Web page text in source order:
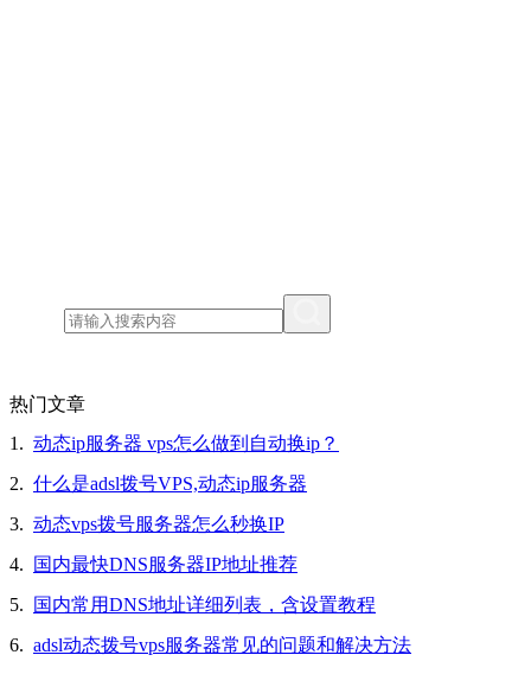
热门文章
1. 动态ip服务器 vps怎么做到自动换ip？
2. 什么是adsl拨号VPS,动态ip服务器
3. 动态vps拨号服务器怎么秒换IP
4.
国内最快DNS服务器IP地址推荐
5.
国内常用DNS地址详细列表，含设置教程
6. adsl动态拨号vps服务器常见的问题和解决方法